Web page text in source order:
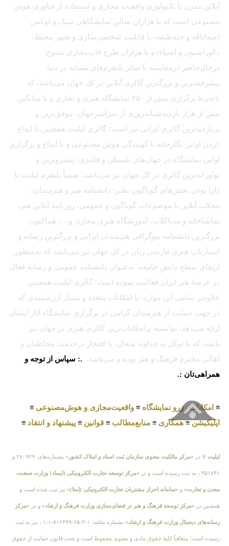
آنلاین مدرن با تکنولوژی واقعیت مجازی و استفاده از فناوری هوش
مصنوعی است که با هزاران سالن نمایشگاهی شیک و لوکس
(چنداتاقه و چندطبقه، با قابلیت شخصی‌سازی و تغییر محیط،
دکوراسیون و اشیاء) و با هزاران طرح قاب‌مجازی متنوع،
درحال‌حاضر درمقایسه با سایر پلتفرم‌های مشابه در دنیا،
پیشرفته‌ترین و بزرگترین گالری آنلاین در کل جهان می‌باشد، که
باتجربهٔ برگزاری بیش از ۲۵۰ نمایشگاه هنری و تجاری و با میانگین
بیش از هزار بازدیدشبانه‌روزی از سراسرجهان، موفق‌ترین و
پربازدیدترین گالری ایرانی نیز است؛ گالری لیلیت همچنین با ابداع
کردن اولین نگارخانه با گویندگی هوش مصنوعی و با ابداع و برگزاری
اولین نمایشگاه در جهان‌های ناممکن و فانتزی؛ پیشروترین و
نوآورانه‌ترین گالری در کل جهان نیز می‌باشد؛ ضمناً پلتفرم لیلیت با
دارا بودن بخش‌های گوناگون نظیر: دانشنامه هنر و هنرمندان،
مجلات آنلاین با موضوعات گوناگون و عمومی، روزنامه آنلاین هنر،
تماشاخانه و مدیاکلاب، آموزشگاه هنری مجازی و…؛ هم‌اکنون
بزرگترین دانشنامه بیوگرافی هنرمندان ایرانی و بزرگترین رسانه و
استارتاپ هنری فارسی زبان در کل جهان نیز می‌باشد که به‌منظور
ارتقای سطح دانش جامعه، به‌عنوان دانشنامه عمومی و رسانهٔ فعال
در عرصهٔ هنر ایران فعالیت نموده است؛ گالری لیلیت همچنین
علاوه‌بر تمامی این موارد، با امکانات متعدد و بسیار ارزشمندی که
در جهت حمایت از هنرمندان گرامی در برگزاری نمایشگاه آثار ایشان
ارائه می‌دهد، توانسته پرامکانات‌ترین گالری هنری در جهان نیز
باشد، که با توکل به خداوند متعال، با افتخار درخدمت مخاطبان و
اهالی محترم فرهنگ و هنر بوده و می‌باشد. .: سپاس از توجه و
همراهی‌تان :.
≡ امکانات رزرو نمایشگاه ≡ واقعیت‌مجازی و هوش‌مصنوعی ≡
اپلیکیشن≡همکاری ≡ منابع‌مطالب ≡ قوانین ≡ پیشنهاد و انتقاد ≡
لیلیت ® در «مرکز مالکیت معنوی سازمان ثبت اسناد و املاک کشور» بشماره‌های: ۲۸۰۹۲۹ و
۴۵۱۸۴۱ ، به ثبت رسیده است و در «مرکز توسعه تجارت الکترونیکی (اینماد) وزارت صنعت،
معدن و تجارت» و «سامانه احراز مشتریان تجارت الکترونیکی (اِمتا)» نیز ثبت شده است و
همچنین در «مرکز توسعه فرهنگ و هنر در فضای‌مجازی وزارت فرهنگ و ارشاد» و در «مرکز
رسانه‌های دیجیتال وزارت فرهنگ و ارشاد» بشماره شامَد: ۱-۳-۶۵-۷۱۲۳۹۹-۱-۱ ، نیز به ثبت
رسیده است؛ متعاقباً کلیهٔ حقوق مادی و معنوی محفوظ است و تحت قانون حمایت از حقوق